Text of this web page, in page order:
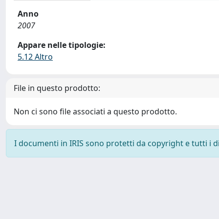
Anno
2007
Appare nelle tipologie:
5.12 Altro
File in questo prodotto:
Non ci sono file associati a questo prodotto.
I documenti in IRIS sono protetti da copyright e tutti i